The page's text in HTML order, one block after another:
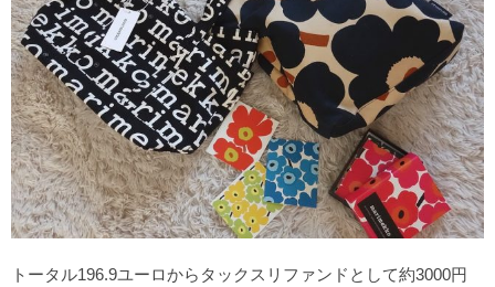
トータル196.9ユーロからタックスリファンドとして約3000円